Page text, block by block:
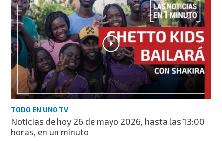
TODO EN UNO TV
Noticias de hoy 26 de mayo 2026, hasta las 13:00
horas, en un minuto